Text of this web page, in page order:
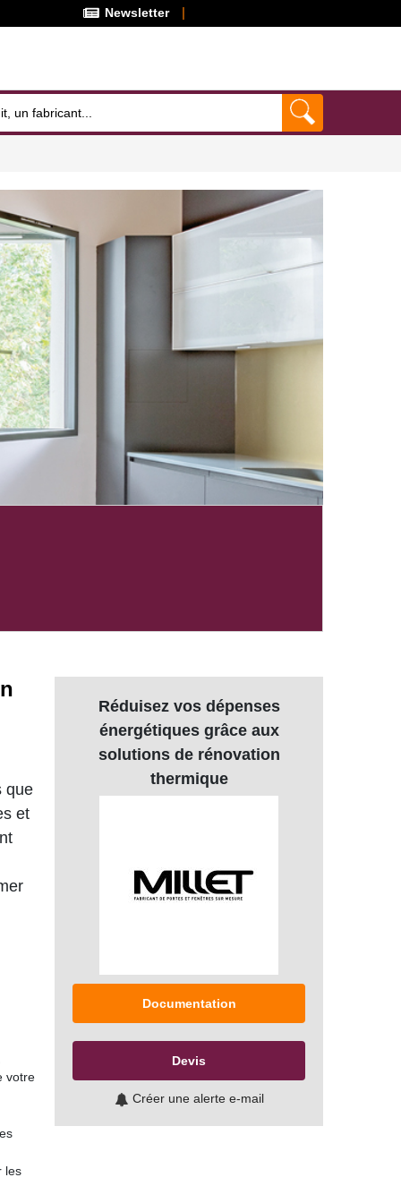
Newsletter
que
et
votre
les
Réduisez vos dépenses
énergétiques grâce aux
solutions de rénovation
thermique
Documentation
Devis
Créer une alerte e-mail